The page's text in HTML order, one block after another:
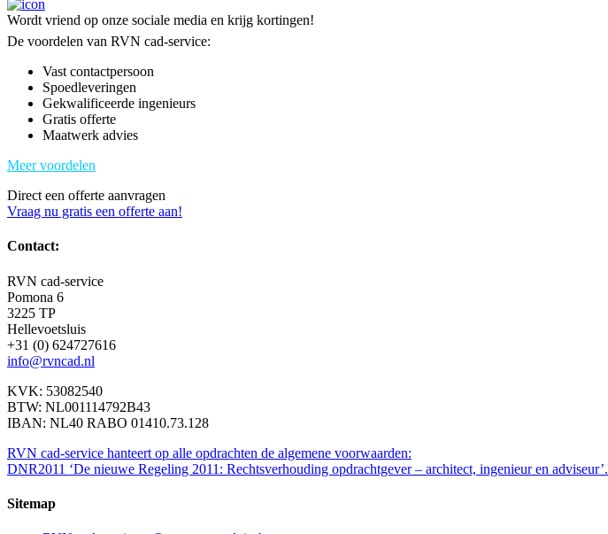
Wordt vriend op onze sociale media en krijg kortingen!
De voordelen van RVN cad-service:
Vast contactpersoon
Spoedleveringen
Gekwalificeerde ingenieurs
Gratis offerte
Maatwerk advies
Meer voordelen
Direct een offerte aanvragen
Vraag nu gratis een offerte aan!
Contact:
RVN cad-service
Pomona 6
3225 TP
Hellevoetsluis
+31 (0) 624727616
info@rvncad.nl
KVK: 53082540
BTW: NL001114792B43
IBAN: NL40 RABO 01410.73.128
RVN cad-service hanteert op alle opdrachten de algemene voorwaarden:
DNR2011 ‘De nieuwe Regeling 2011: Rechtsverhouding opdrachtgever – architect, ingenieur en adviseur’.
Sitemap